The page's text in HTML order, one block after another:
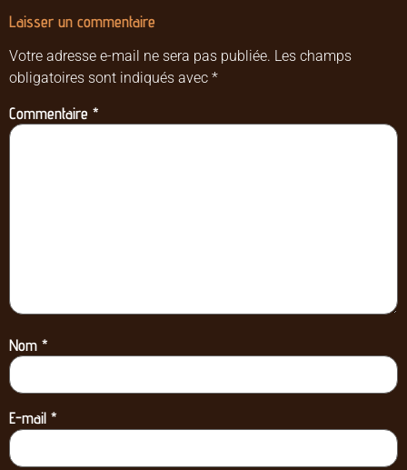
Laisser un commentaire
Votre adresse e-mail ne sera pas publiée. Les champs
obligatoires sont indiqués avec *
Commentaire *
Nom *
E-mail *